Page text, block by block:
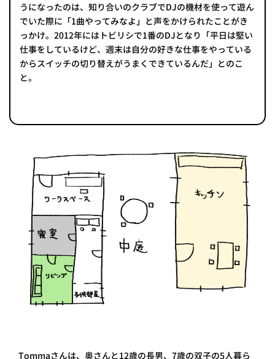
うになったのは、知り合いのクラブでDJの機材を使って遊ん
でいた際に「1曲やってみなよ」と声をかけられたことがき
っかけ。2012年にはトビリシで1番のDJとなり「平日は堅い
仕事をしているけど、週末は自分の好きな仕事をやっている
からスイッチの切り替えがうまくできているんだ」とのこ
と。
Tommaさんは、奥さんと12歳の長男、7歳の双子の5人暮ら